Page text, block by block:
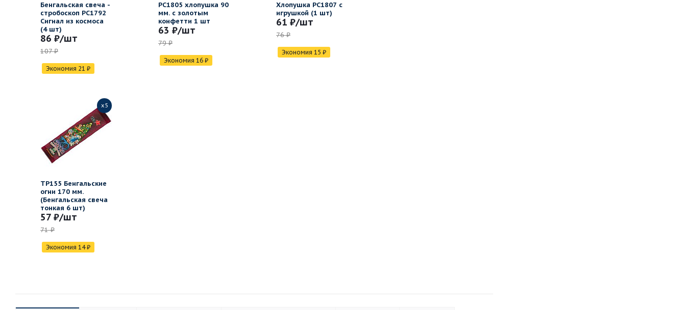
Бенгальская свеча -
стробоскоп РС1792
Сигнал из космоса
(4 шт)
86 ₽/шт
107 ₽
Экономия 21 ₽
РС1805 хлопушка 90
мм. с золотым
конфетти 1 шт
63 ₽/шт
79 ₽
Экономия 16 ₽
Хлопушка РС1807 с
игрушкой (1 шт)
61 ₽/шт
76 ₽
Экономия 15 ₽
x5
ТР155 Бенгальские
огни 170 мм.
(Бенгальская свеча
тонкая 6 шт)
57 ₽/шт
71 ₽
Экономия 14₽